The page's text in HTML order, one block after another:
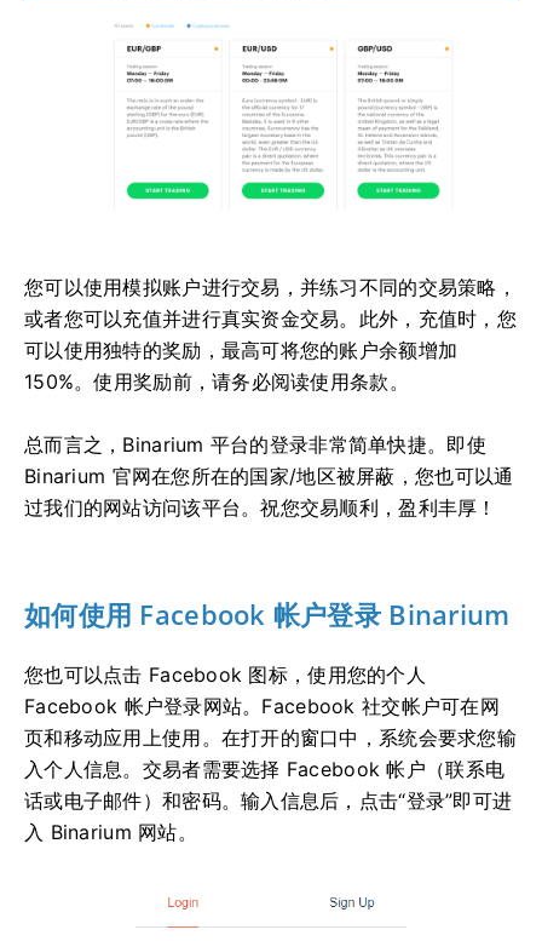
您可以使用模拟账户进行交易，并练习不同的交易策略，
或者您可以充值并进行真实资金交易。此外，充值时，您
可以使用独特的奖励，最高可将您的账户余额增加
150%。使用奖励前，请务必阅读使用条款。
总而言之，Binarium 平台的登录非常简单快捷。即使
Binarium 官网在您所在的国家/地区被屏蔽，您也可以通
过我们的网站访问该平台。祝您交易顺利，盈利丰厚！
如何使用 Facebook 帐户登录 Binarium
您也可以点击 Facebook 图标，使用您的个人
Facebook 帐户登录网站。Facebook 社交帐户可在网
页和移动应用上使用。在打开的窗口中，系统会要求您输
入个人信息。交易者需要选择 Facebook 帐户（联系电
话或电子邮件）和密码。输入信息后，点击“登录”即可进
入 Binarium 网站。